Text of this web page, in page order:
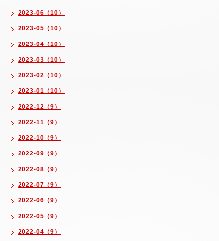
2023-06（10）
2023-05（10）
2023-04（10）
2023-03（10）
2023-02（10）
2023-01（10）
2022-12（9）
2022-11（9）
2022-10（9）
2022-09（9）
2022-08（9）
2022-07（9）
2022-06（9）
2022-05（9）
2022-04（9）